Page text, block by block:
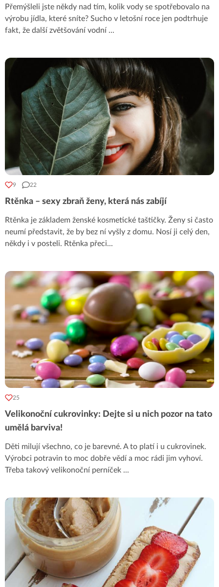
Přemýšleli jste někdy nad tím, kolik vody se spotřebovalo na
výrobu jídla, které sníte? Sucho v letošní roce jen podtrhuje
fakt, že další zvětšování vodní ...
9 22
Rtěnka – sexy zbraň ženy, která nás zabíjí
Rtěnka je základem ženské kosmetické taštičky. Ženy si často
neumí představit, že by bez ní vyšly z domu. Nosí ji celý den,
někdy i v posteli. Rtěnka přeci...
25
Velikonoční cukrovinky: Dejte si u nich pozor na tato
umělá barviva!
Děti milují všechno, co je barevné. A to platí i u cukrovinek.
Výrobci potravin to moc dobře vědí a moc rádi jim vyhoví.
Třeba takový velikonoční perníček ...